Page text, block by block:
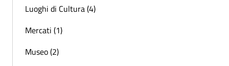
Luoghi di Cultura (4)
Mercati (1)
Museo (2)